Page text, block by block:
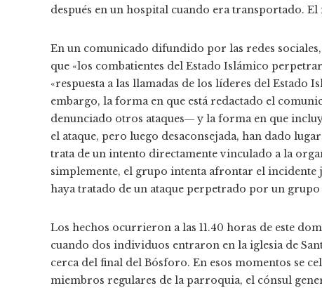
después en un hospital cuando era transportado.
En un comunicado difundido por las redes
que «los combatientes del Estado Islámico
«respuesta a las llamadas de los líderes del Estado
embargo, la forma en que está redactado el
denunciado otros ataques― y la forma en que
el ataque, pero luego desaconsejada, han dado
trata de un intento directamente vinculado a la
simplemente, el grupo intenta afrontar el
haya tratado de un ataque perpetrado por un
Los hechos ocurrieron a las 11.40 horas de este
cuando dos individuos entraron en la iglesia de
cerca del final del Bósforo. En esos momentos se
miembros regulares de la parroquia, el cónsul